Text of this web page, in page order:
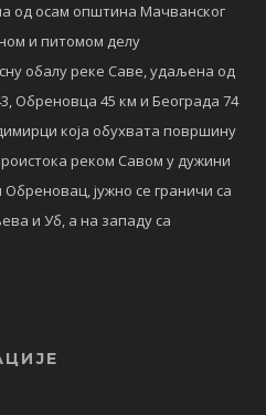
од осам општина Мачванског
и питомом делу
обалу реке Саве, удаљена од
Обреновца 45 км и Београда 74
која обухвата површину
реком Савом у дужини
јужно се граничи са
и Уб, а на западу са